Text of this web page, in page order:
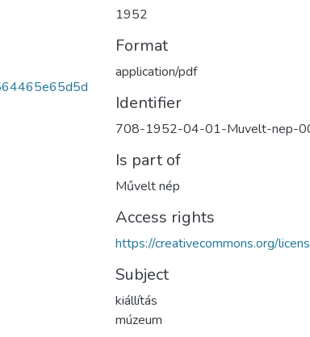
1952
Format
application/pdf
Identifier
708-1952-04-01-Muvelt-nep-
Is part of
Művelt nép
Access rights
https://creativecommons.org/
Subject
kiállítás
múzeum